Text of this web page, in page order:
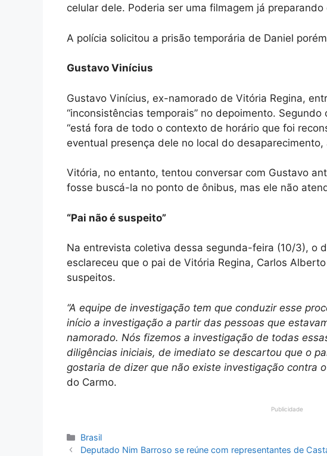
celular dele. Poderia ser uma filmagem já preparando
A polícia solicitou a prisão temporária de Daniel
Gustavo Vinícius
Gustavo Vinícius, ex-namorado de Vitória Regina,
“inconsistências temporais” no depoimento.
“está fora de todo o contexto de horário que foi
eventual presença dele no local do
Vitória, no entanto, tentou conversar com Gustavo
fosse buscá-la no ponto de ônibus, mas ele não
“Pai não é suspeito”
Na entrevista coletiva dessa segunda-feira (10/3), o
esclareceu que o pai de Vitória Regina, Carlos
suspeitos.
“A equipe de investigação tem que conduzir esse
início a investigação a partir das pessoas que
namorado. Nós fizemos a investigação de todas
diligências iniciais, de imediato se descartou que o
gostaria de dizer que não existe investigação contra
do Carmo.
Publicidade
Categorias
Brasil
Deputado Nim Barroso se reúne com representantes de